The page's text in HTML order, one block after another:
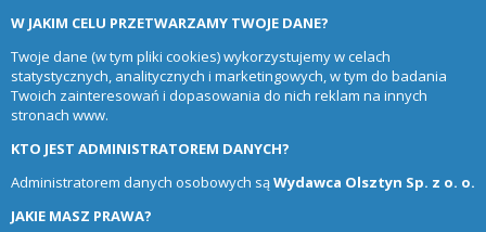
W JAKIM CELU PRZETWARZAMY TWOJE DANE?
Twoje dane (w tym pliki cookies) wykorzystujemy w celach
statystycznych, analitycznych i marketingowych, w tym do badania
Twoich zainteresowań i dopasowania do nich reklam na innych
stronach www.
KTO JEST ADMINISTRATOREM DANYCH?
Administratorem danych osobowych sąWydawca Olsztyn Sp. z o. o.
JAKIE MASZ PRAWA?